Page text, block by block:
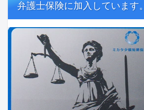
弁護士保険に加入しています。